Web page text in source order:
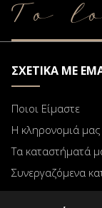
To
ΣΧΕΤΙΚΑ ΜΕ
Ποιοι Είμαστε
Η κληρονομιά μας
Τα καταστήματά
Συνεργαζόμενα